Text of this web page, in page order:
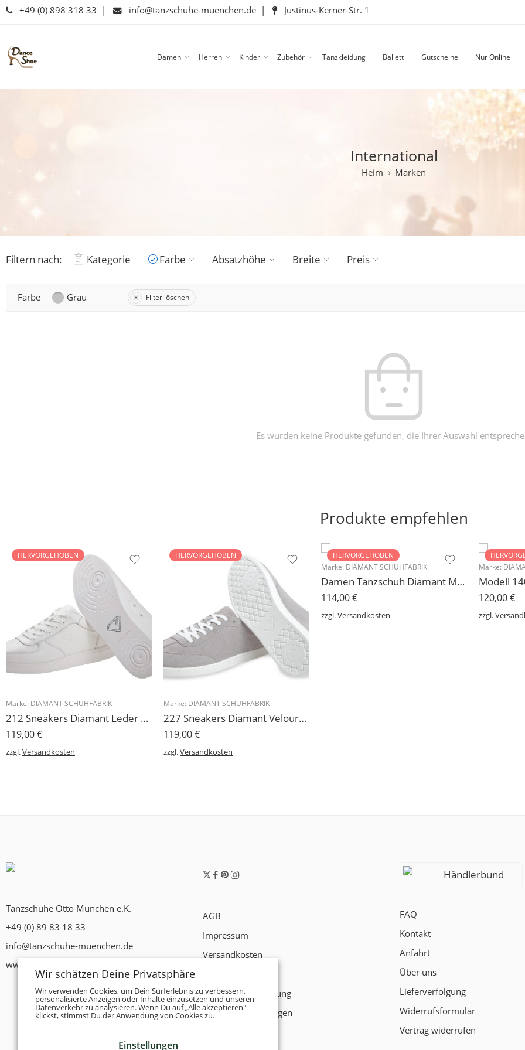
+49 (0) 898 318 33 | info@tanzschuhe-muenchen.de | Justinus-Kerner-Str. 1
Damen Herren Kinder Zubehör Tanzkleidung Ballett Gutscheine Nur Online
International
Heim Marken
Filtern nach: Kategorie Farbe Absatzhöhe Breite Preis
Farbe Grau Filter löschen
Es wurden keine Produkte gefunden, die Ihrer Auswahl
Produkte empfehlen
HERVORGEHOBEN
Marke: DIAMANT SCHUHFABRIK
212 Sneakers Diamant Leder weiss, drehfreudige Kunststoffsohle
119,00€
zzgl.Versandkosten
HERVORGEHOBEN
Marke: DIAMANT SCHUHFABRIK
227 Sneakers Diamant Veloursleder hellgrau, drehfreudige Kunststoffsohle
119,00€
zzgl.Versandkosten
HERVORGEHOBEN
Marke: DIAMANT SCHUHFABRIK
Damen Tanzschuh Diamant Modell 105
114,00€
zzgl.Versandkosten
Marke:
120,00€
zzgl.
Tanzschuhe Otto München e.K.
+49 (0) 89 83 18 33
info@tanzschuhe-muenchen.de
www.tanzschuhe-muenchen.de
AGB
Impressum
Versandkosten
Datenschutzerklärung
Zahlungsbedingungen
Händlerbund
FAQ
Kontakt
Anfahrt
Über uns
Lieferverfolgung
Widerrufsformular
Vertrag widerrufen
Wir schätzen Deine Privatsphäre
Wir verwenden Cookies, um Dein Surferlebnis zu verbessern,
personalisierte Anzeigen oder Inhalte einzusetzen und unseren
Datenverkehr zu analysieren. Wenn Du auf „Alle akzeptieren"
klickst, stimmst Du der Anwendung von Cookies zu.
Einstellungen